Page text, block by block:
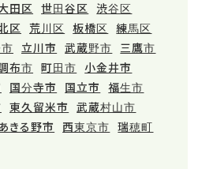
田区 世田谷区
渋谷区
区 荒川区 板橋区
練馬区
立川市 武蔵野市
三鷹市
布市 町田市
小金井市
国分寺市 国立市
福生市
東久留米市
武蔵村山市
あきる野市 西東京市
瑞穂町